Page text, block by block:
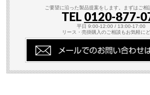
ご要望に沿った製品提案をします。まずはご相
TEL 0120-877-
平日 9:00-12:00 / 13:00-17:00
リース・売掛購入のご相談もお気軽に